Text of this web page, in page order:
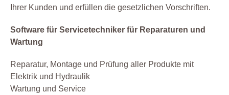
Ihrer Kunden und erfüllen die gesetzlichen Vorschriften.
Software für Servicetechniker für Reparaturen und
Wartung
Reparatur, Montage und Prüfung aller Produkte mit
Elektrik und Hydraulik
Wartung und Service